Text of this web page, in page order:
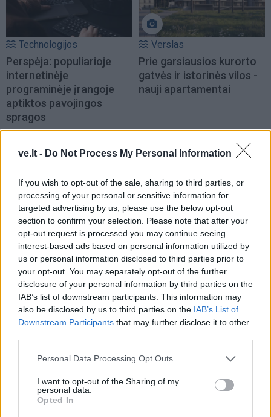
ve.lt - Do Not Process My Personal Information
If you wish to opt-out of the sale, sharing to third parties, or
processing of your personal or sensitive information for
targeted advertising by us, please use the below opt-out
section to confirm your selection. Please note that after your
opt-out request is processed you may continue seeing
interest-based ads based on personal information utilized by
us or personal information disclosed to third parties prior to
your opt-out. You may separately opt-out of the further
disclosure of your personal information by third parties on the
IAB’s list of downstream participants. This information may
also be disclosed by us to third parties on the IAB’s List of
Downstream Participants that may further disclose it to other
Personal Data Processing Opt Outs
I want to opt-out of the Sharing of my
personal data.
Opted In
Technologijos
Perspėja: populiarioje
internetinėje
programinėje įrangoje
aptiktos pavojingos
spragos
Verslas
Prie garsiausios kurorto
gatvės ir istorinės vilos -
nauji apartamentai
Auto
Iki 100 km/val. – per 2,5
sekundės ir nė vieno
ekrano: pristatytas 2,5
mln. dolerių vertės
superautomobilis (vaizdo
įrašas)
Technologijos
„Meta“ teigia, kad jos DI
modelis prisijungė prie
interneto ir įsilaužė į kitą
įmonę